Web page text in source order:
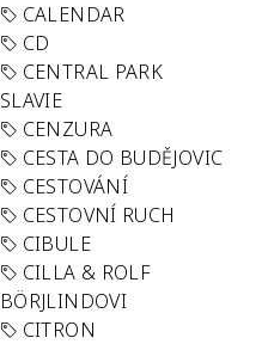
CALENDAR
CD
CENTRAL PARK
SLAVIE
CENZURA
CESTA DO BUDĚJOVIC
CESTOVÁNÍ
CESTOVNÍ RUCH
CIBULE
CILLA & ROLF
BÖRJLINDOVI
CITRON